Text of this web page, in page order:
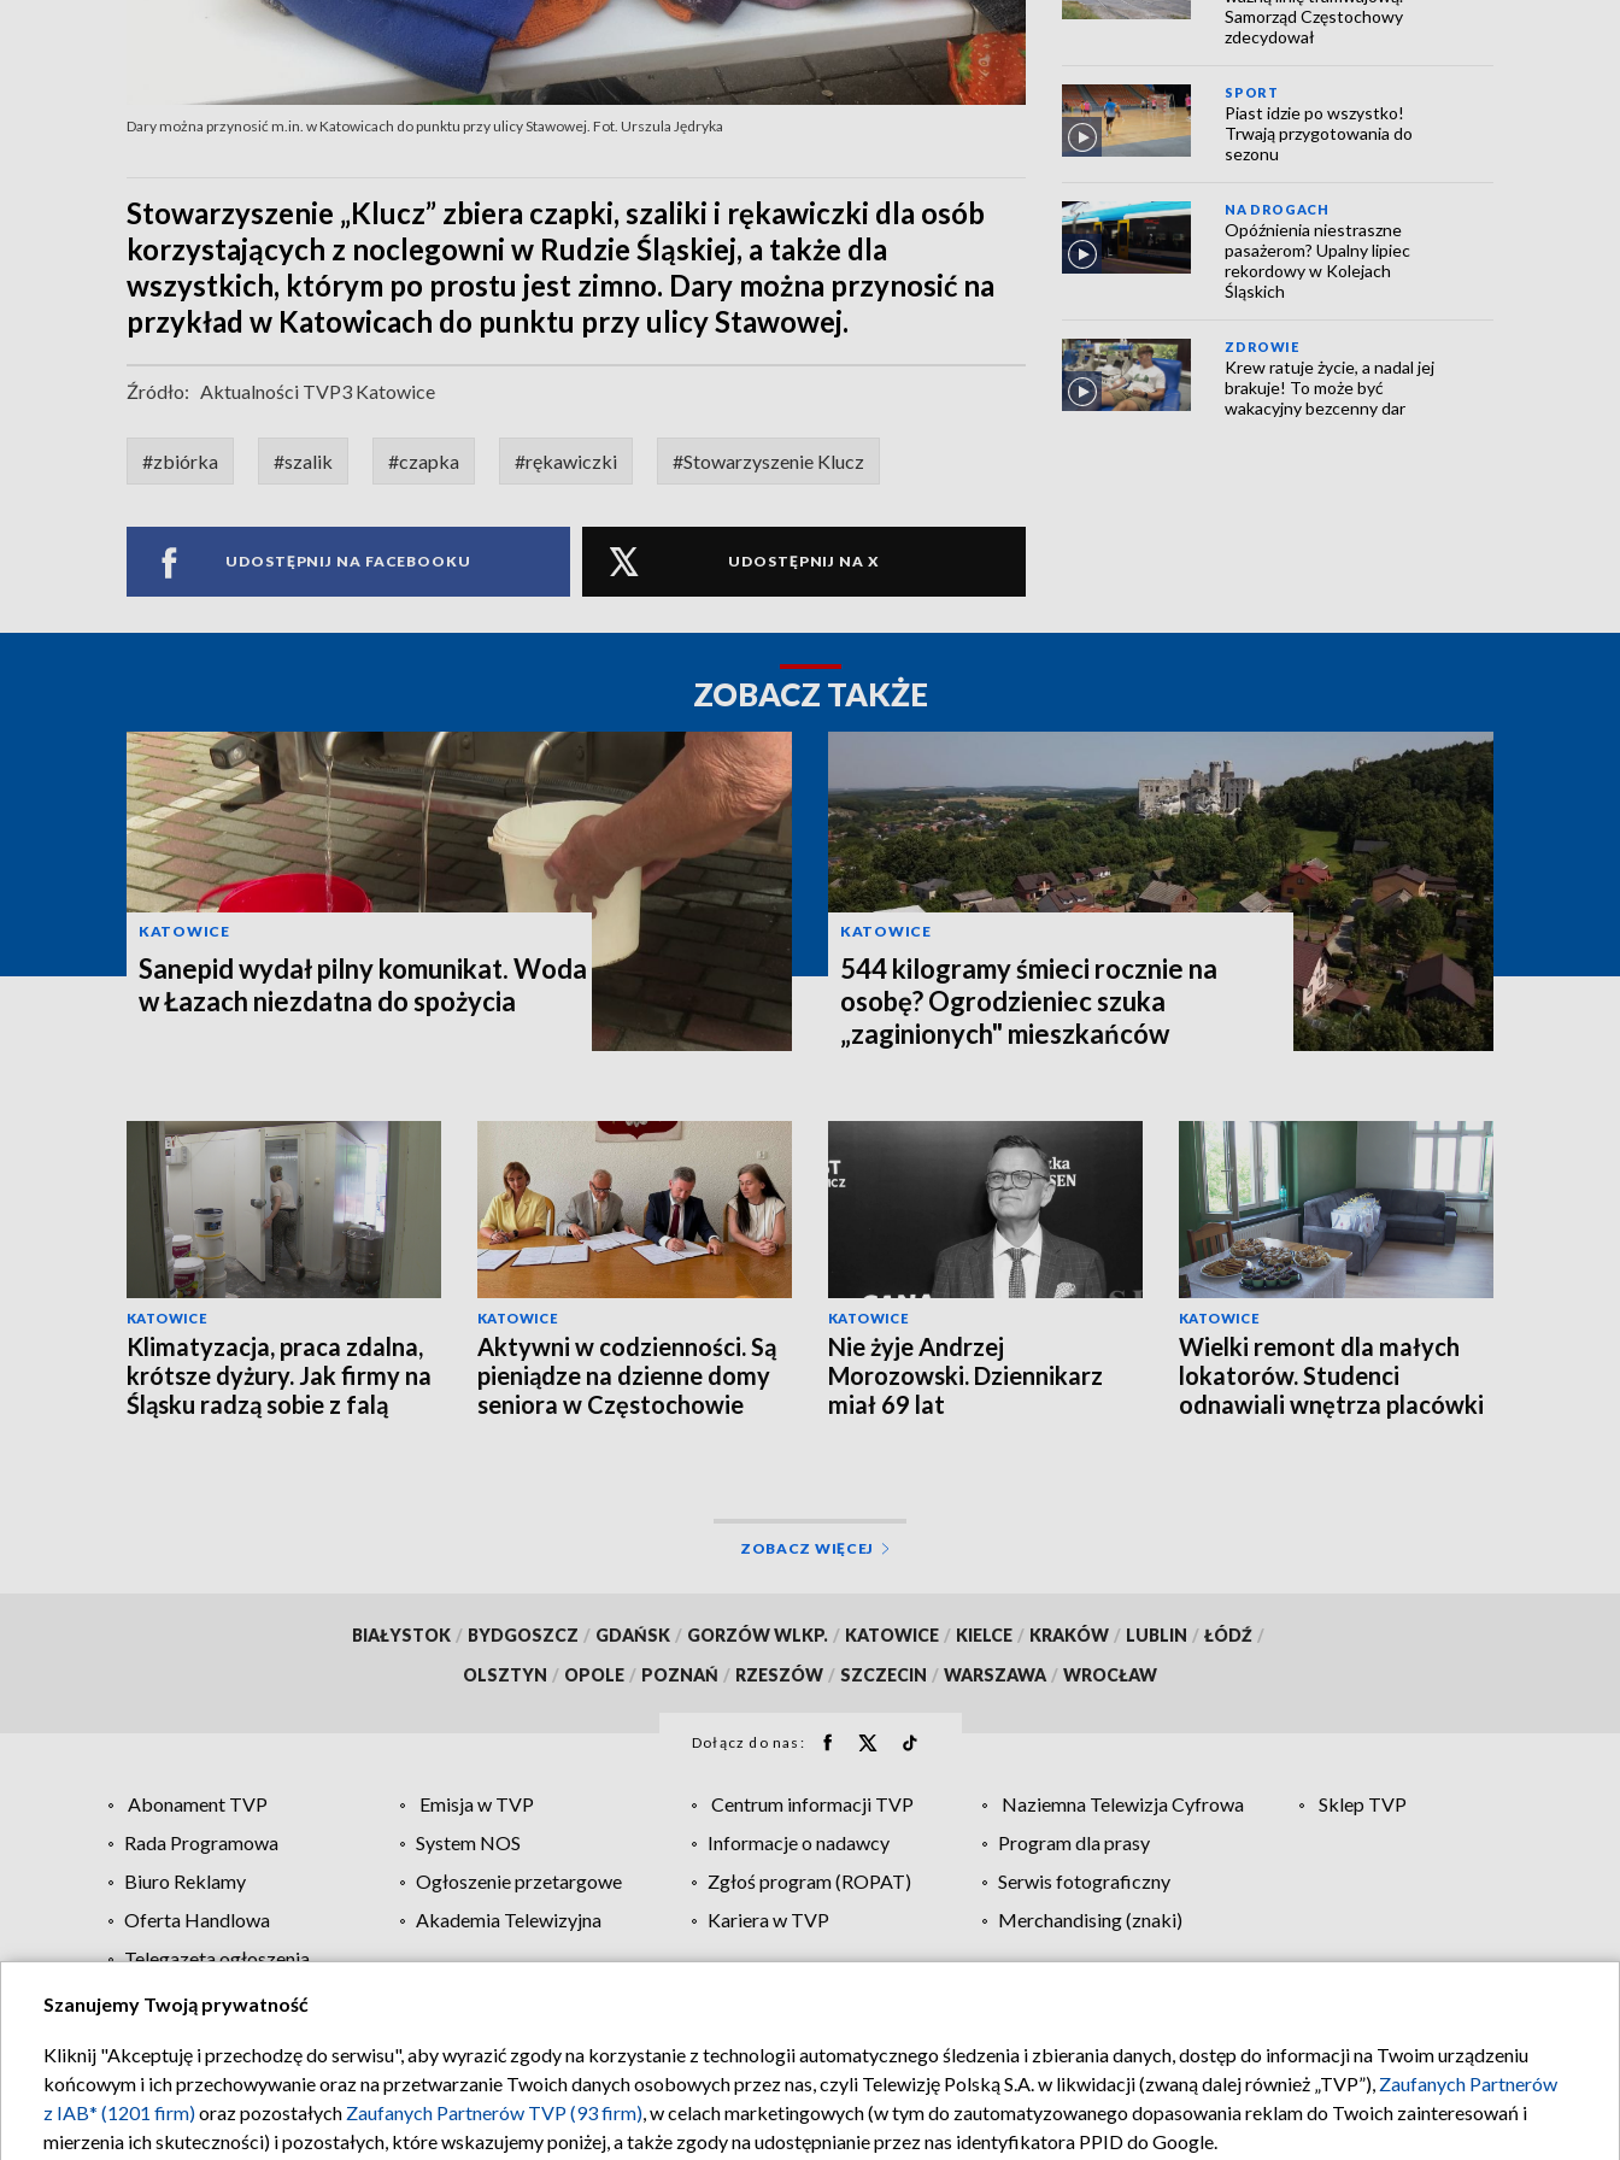
Dary można przynosić m.in. w Katowicach do punktu przy ulicy Stawowej. Fot. Urszula Jędryka
Stowarzyszenie „Klucz” zbiera czapki, szaliki i rękawiczki dla osób
korzystających z noclegowni w Rudzie Śląskiej, a także dla
wszystkich, którym po prostu jest zimno. Dary można przynosić na
przykład w Katowicach do punktu przy ulicy Stawowej.
Źródło: Aktualności TVP3 Katowice
#zbiórka #szalik #czapka #rękawiczki #Stowarzyszenie Klucz
UDOSTĘPNIJ NA FACEBOOKU UDOSTĘPNIJ NA X
Samorząd Częstochowy
zdecydował
SPORT
Piast idzie po wszystko!
Trwają przygotowania do
sezonu
NA DROGACH
Opóźnienia niestraszne
pasażerom? Upalny lipiec
rekordowy w Kolejach
Śląskich
ZDROWIE
Krew ratuje życie, a nadal jej
brakuje! To może być
wakacyjny bezcenny dar
ZOBACZ TAKŻE
KATOWICE
Sanepid wydał pilny komunikat. Woda
w Łazach niezdatna do spożycia
KATOWICE
544 kilogramy śmieci rocznie na
osobę? Ogrodzieniec szuka
„zaginionych" mieszkańców
KATOWICE
Klimatyzacja, praca zdalna,
krótsze dyżury. Jak firmy na
Śląsku radzą sobie z falą
KATOWICE
Aktywni w codzienności. Są
pieniądze na dzienne domy
seniora w Częstochowie
KATOWICE
Nie żyje Andrzej
Morozowski. Dziennikarz
miał 69 lat
KATOWICE
Wielki remont dla małych
lokatorów. Studenci
odnawiali wnętrza placówki
ZOBACZ WIĘCEJ
BIAŁYSTOK / BYDGOSZCZ / GDAŃSK / GORZÓW WLKP. / KATOWICE / KIELCE / KRAKÓW / LUBLIN / ŁÓDŹ /
OLSZTYN / OPOLE / POZNAŃ / RZESZÓW / SZCZECIN / WARSZAWA / WROCŁAW
Dołącz do nas:
Abonament TVP Emisja w TVP Centrum informacji TVP Naziemna Telewizja Cyfrowa
Sklep TVP
Rada Programowa
System NOS Informacje o nadawcy
Program dla prasy
Biuro Reklamy
Ogłoszenie przetargowe Zgłoś program (ROPAT)
Serwis fotograficzny
Oferta Handlowa
Akademia Telewizyjna Kariera w TVP
Merchandising (znaki)
Telegazeta ogłoszenia
Regulamin TVP Polityka prywatności Moje zgody Pomoc Biuro reklamy Kontakt
Szanujemy Twoją prywatność
Kliknij "Akceptuję i przechodzę do serwisu", aby wyrazić zgody na korzystanie z technologii automatycznego śledzenia i zbierania danych, dostęp do informacji na Twoim urządzeniu
końcowym i ich przechowywanie oraz na przetwarzanie Twoich danych osobowych przez nas, czyli Telewizję Polską S.A. w likwidacji (zwaną dalej również „TVP”), Zaufanych Partnerów
z IAB* (1201 firm)oraz pozostałych Zaufanych Partnerów TVP (93 firm), w celach marketingowych (w tym do zautomatyzowanego dopasowania reklam do Twoich zainteresowań i
mierzenia ich skuteczności) i pozostałych, które wskazujemy poniżej, a także zgody na udostępnianie przez nas identyfikatora PPID do Google.